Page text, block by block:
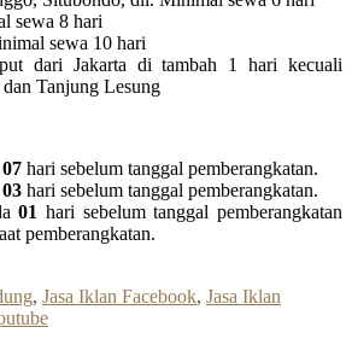
sewa 8 hari
sewa 10 hari
dari Jakarta di tambah 1 hari kecuali
Tanjung Lesung
07 hari sebelum tanggal pemberangkatan.
03 hari sebelum tanggal pemberangkatan.
01 hari sebelum tanggal pemberangkatan
pemberangkatan.
, Jasa Iklan Facebook, Jasa Iklan